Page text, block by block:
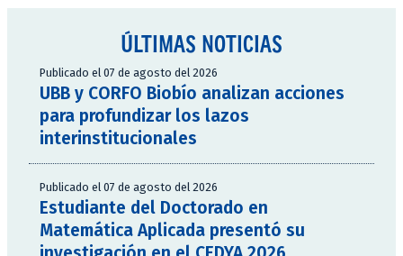
ÚLTIMAS NOTICIAS
Publicado el 07 de agosto del 2026
UBB y CORFO Biobío analizan acciones
para profundizar los lazos
interinstitucionales
Publicado el 07 de agosto del 2026
Estudiante del Doctorado en
Matemática Aplicada presentó su